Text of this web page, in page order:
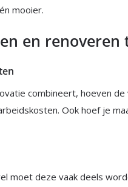
mooier.
en renoveren
combineert, hoeven
Ook hoef je
moet deze vaak deels